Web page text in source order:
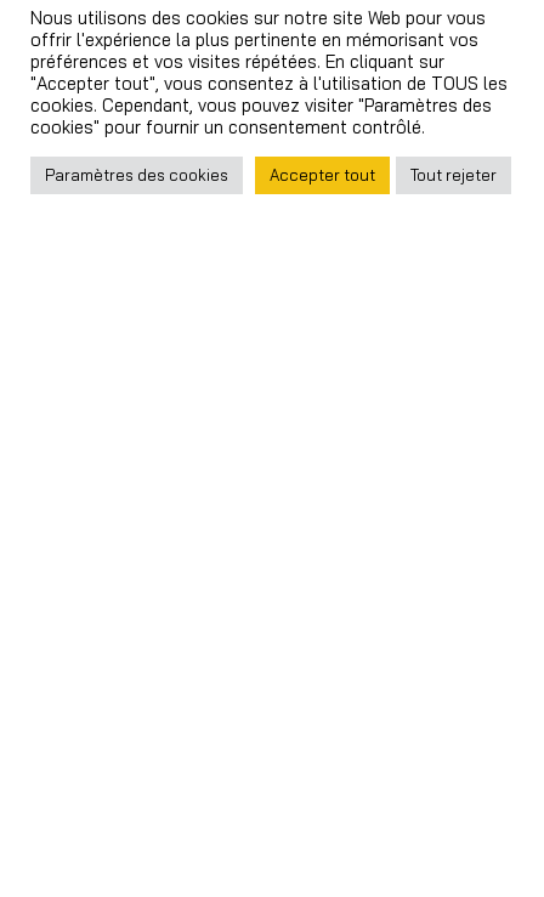
climatisation.
Nous utilisons des cookies sur notre site Web pour vous
offrir l'expérience la plus pertinente en mémorisant vos
préférences et vos visites répétées. En cliquant sur
"Accepter tout", vous consentez à l'utilisation de TOUS les
cookies. Cependant, vous pouvez visiter "Paramètres des
cookies" pour fournir un consentement contrôlé.
Paramètres des cookies Accepter tout Tout rejeter